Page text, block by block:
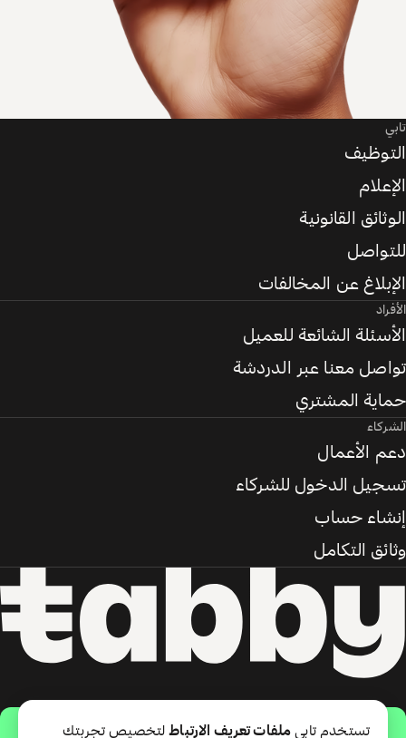
حمّل التطبيق
تابي
التوظيف
الإعلام
الوثائق القانونية
للتواصل
الإبلاغ عن المخالفات
الأفراد
الأسئلة الشائعة للعميل
تواصل معنا عبر الدردشة
حماية المشتري
الشركاء
دعم الأعمال
تسجيل الدخول للشركاء
إنشاء حساب
وثائق التكامل
تستخدم تابي ملفات تعريف الارتباطلتخصيص تجربتك